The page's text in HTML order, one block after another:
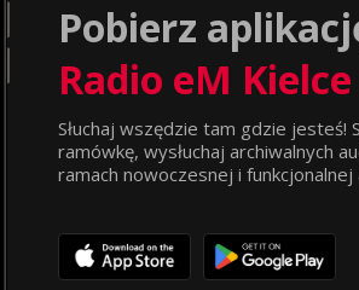
Pobierz
Radio eM Kielce
Słuchaj wszędzie tam gdzie jesteś!
ramówkę, wysłuchaj archiwalnych
ramach nowoczesnej i funkcjonalnej